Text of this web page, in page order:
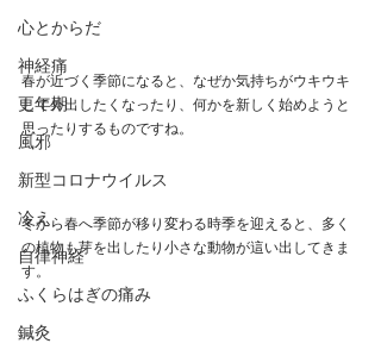
心とからだ
神経痛
更年期
風邪
新型コロナウイルス
冷え
自律神経
ふくらはぎの痛み
鍼灸
春が近づく季節になると、なぜか気持ちがウキウキ
して外出したくなったり、何かを新しく始めようと
思ったりするものですね。
冬から春へ季節が移り変わる時季を迎えると、多く
の植物も芽を出したり小さな動物が這い出してきま
す。